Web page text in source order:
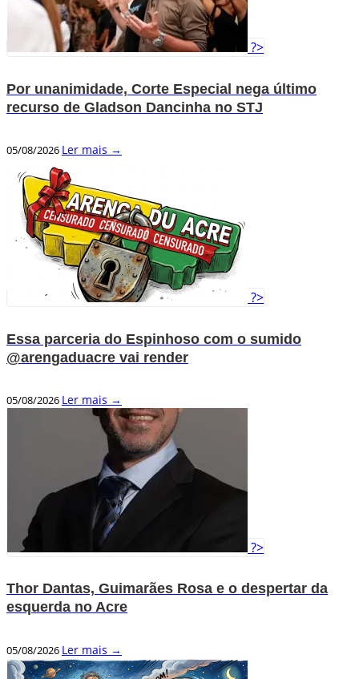
?>
Por unanimidade, Corte Especial nega último
recurso de Gladson Dancinha no STJ
05/08/2026 Ler mais →
?>
Essa parceria do Espinhoso com o sumido
@arengaduacre vai render
05/08/2026 Ler mais →
?>
Thor Dantas, Guimarães Rosa e o despertar da
esquerda no Acre
05/08/2026 Ler mais →